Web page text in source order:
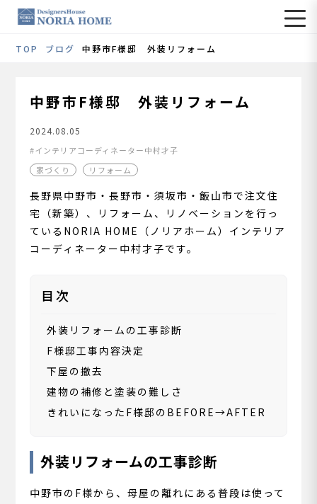
TOP ブログ 中野市F様邸 外装リフォーム
中野市F様邸 外装リフォーム
2024.08.05
インテリアコーディネーター中村才子
家づくり
リフォーム
長野県中野市・長野市・須坂市・飯山市で注文住
宅（新築）、リフォーム、リノベーションを行っ
ているNORIA HOME（ノリアホーム）インテリア
コーディネーター中村才子です。
目次
外装リフォームの工事診断
F様邸工事内容決定
下屋の撤去
建物の補修と塗装の難しさ
きれいになったF様邸のBEFORE→AFTER
外装リフォームの工事診断
中野市のF様から、母屋の離れにある普段は使って